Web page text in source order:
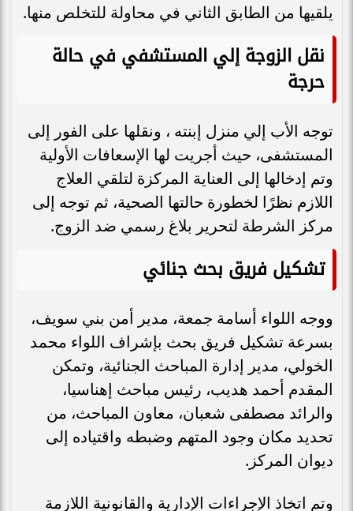
يلقيها من الطابق الثاني في محاولة للتخلص منها.
نقل الزوجة إلي المستشفي في حالة
حرجة
توجه الأب إلي منزل إبنته ، ونقلها على الفور إلى
المستشفى، حيث أجريت لها الإسعافات الأولية
وتم إدخالها إلى العناية المركزة لتلقي العلاج
اللازم نظرًا لخطورة حالتها الصحية، ثم توجه إلى
مركز الشرطة لتحرير بلاغ رسمي ضد الزوج.
تشكيل فريق بحث جنائي
ووجه اللواء أسامة جمعة، مدير أمن بني سويف،
بسرعة تشكيل فريق بحث بإشراف اللواء محمد
الخولي، مدير إدارة المباحث الجنائية، وتمكن
المقدم أحمد هديب، رئيس مباحث إهناسيا،
والرائد مصطفى شعبان، معاون المباحث، من
تحديد مكان وجود المتهم وضبطه واقتياده إلى
ديوان المركز.
وتم اتخاذ الإجراءات الإدارية والقانونية اللازمة